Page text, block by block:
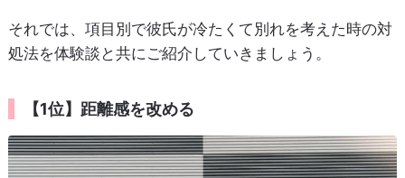
それでは、項目別で彼氏が冷たくて別れを考えた時の対
処法を体験談と共にご紹介していきましょう。
【1位】距離感を改める